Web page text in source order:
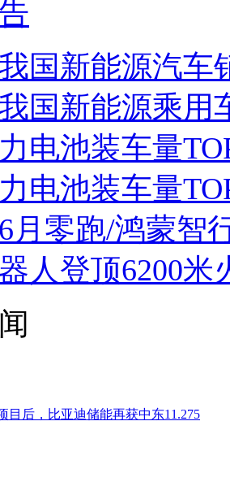
我国新能源汽车
我国新能源乘
电池装车量
电池装车量
月零跑/鸿蒙智
人登顶6200
目后，比亚迪储能再获中东11.275